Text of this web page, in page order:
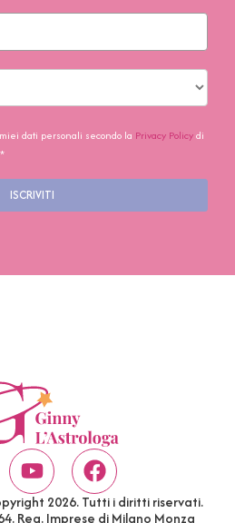
dati personali secondo la Privacy Policydi
ISCRIVITI
2026. Tutti i diritti riservati.
Reg. Imprese di Milano Monza